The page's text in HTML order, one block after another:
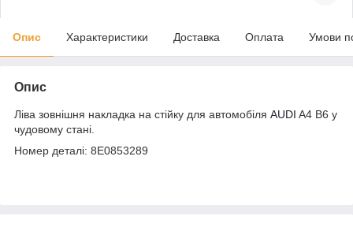
Опис Характеристики Доставка Оплата Умови
Опис
Ліва зовнішня накладка на стійку для автомобіля AUDI A4 B6 у
чудовому стані.
Номер деталі: 8E0853289